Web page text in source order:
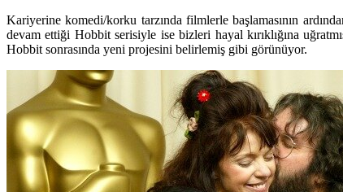
Kariyerine komedi/korku tarzında filmlerle başlamasının
devam ettiği Hobbit serisiyle ise bizleri hayal kırıklığına
Hobbit sonrasında yeni projesini belirlemiş gibi görünüyor.